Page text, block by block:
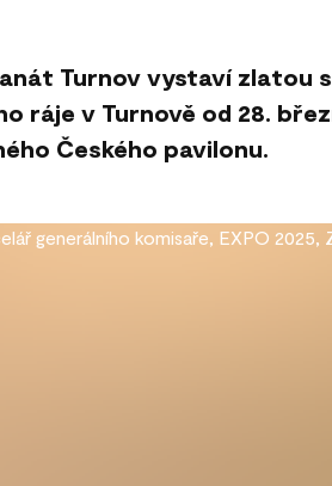
Turnov vystaví
ráje v Turnově od 28.
Českého pavilonu.